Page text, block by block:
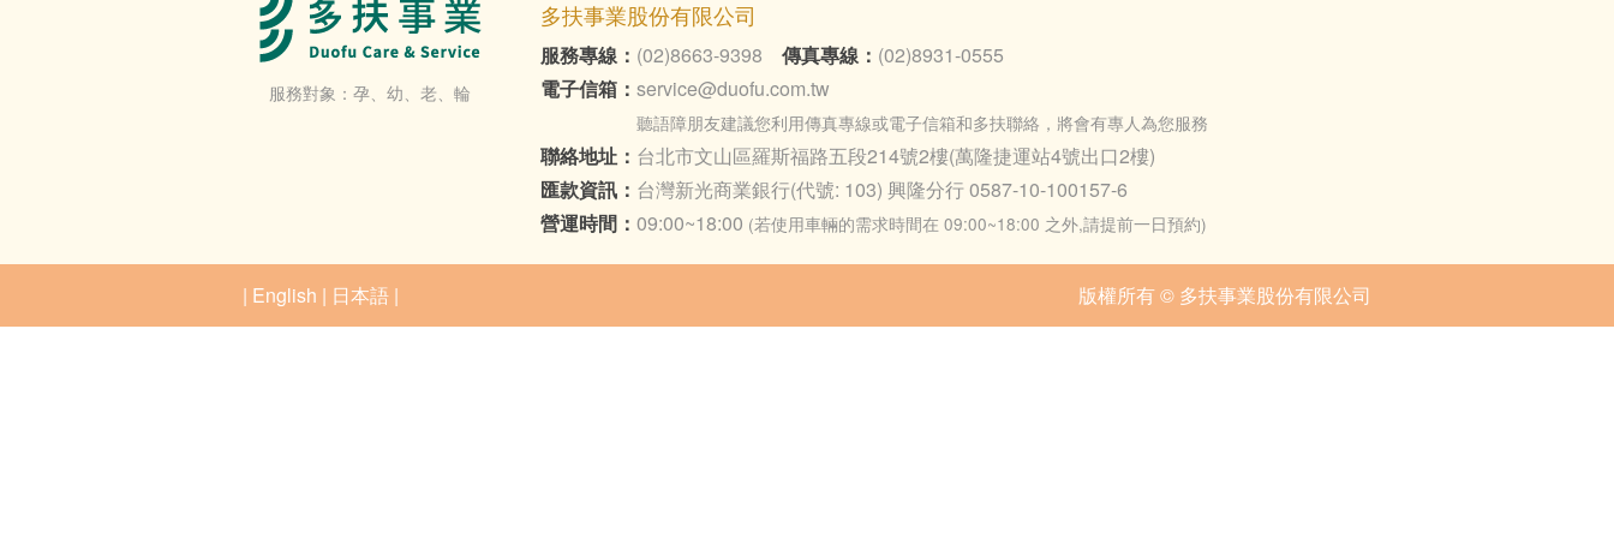
服務對象：孕、幼、老、輪
多扶事業股份有限公司
服務專線： (02)8663-9398 傳真專線： (02)8931-0555
電子信箱： service@duofu.com.tw
聽語障朋友建議您利用傳真專線或電子信箱和多扶聯絡，將會有專人為您服務
聯絡地址： 台北市文山區羅斯福路五段214號2樓(萬隆捷運站4號出口2樓)
匯款資訊： 台灣新光商業銀行(代號: 103) 興隆分行 0587-10-100157-6
營運時間： 09:00~18:00 (若使用車輛的需求時間在 09:00~18:00 之外,請提前一日預約)
| English | 日本語 | 版權所有 © 多扶事業股份有限公司